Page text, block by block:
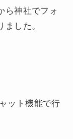
ら神社でフォ
ました。
ット機能で行